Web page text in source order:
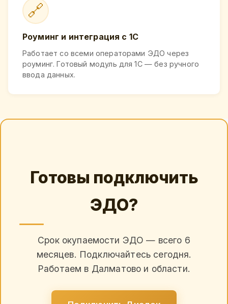
🔗
Роуминг и интеграция с 1С
Работает со всеми операторами ЭДО через
роуминг. Готовый модуль для 1С — без ручного
ввода данных.
Готовы подключить
ЭДО?
Срок окупаемости ЭДО — всего 6
месяцев. Подключайтесь сегодня.
Работаем в Далматово и области.